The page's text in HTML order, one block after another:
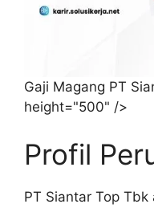
Gaji Magang PT
height="500" />
Profil
PT Siantar Top